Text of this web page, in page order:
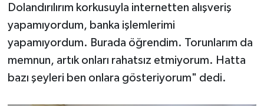
Dolandırılırım korkusuyla internetten alışveriş
yapamıyordum, banka işlemlerimi
yapamıyordum. Burada öğrendim. Torunlarım da
memnun, artık onları rahatsız etmiyorum. Hatta
bazı şeyleri ben onlara gösteriyorum" dedi.